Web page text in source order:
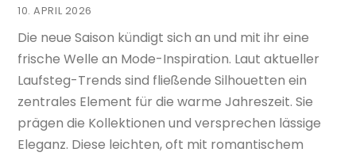
10. APRIL 2026
Die neue Saison kündigt sich an und mit ihr eine
frische Welle an Mode-Inspiration. Laut aktueller
Laufsteg-Trends sind fließende Silhouetten ein
zentrales Element für die warme Jahreszeit. Sie
prägen die Kollektionen und versprechen lässige
Eleganz. Diese leichten, oft mit romantischem